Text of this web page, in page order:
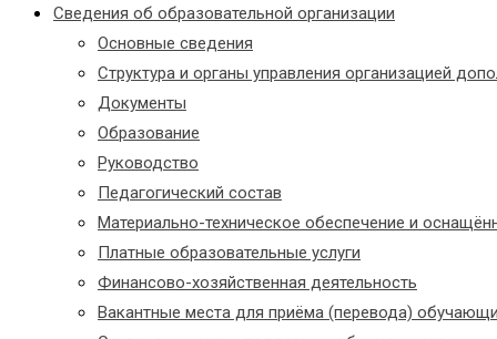
Сведения об образовательной организации
Основные сведения
Структура и органы управления организацией
Документы
Образование
Руководство
Педагогический состав
Материально-техническое обеспечение и
Платные образовательные услуги
Финансово-хозяйственная деятельность
Вакантные места для приёма (перевода)